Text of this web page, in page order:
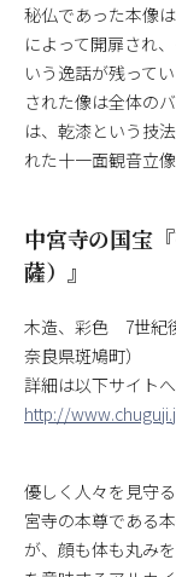
秘仏であった本像
によって開扉され
いう逸話が残って
された像は全体の
は、乾漆という技
れた十一面観音立
中宮寺の国宝
薩）』
木造、彩色 7世紀
奈良県斑鳩町）
詳細は以下サイトへ
http://
優しく人々を見守
宮寺の本尊である
が、顔も体も丸み